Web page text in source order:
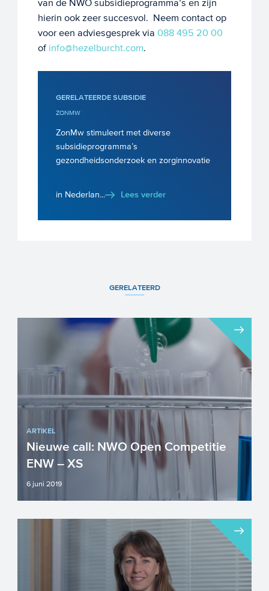
van de NWO subsidieprogramma’s en zijn
hierin ook zeer succesvol. Neem contact op
voor een adviesgesprek via 088 495 20 00
of info@hezelburcht.com.
GERELATEERDE SUBSIDIE
ZONMW
ZonMw stimuleert met diverse
subsidieprogramma’s
gezondheidsonderzoek en zorginnovatie
in Nederlan... Lees verder
GERELATEERD
ARTIKEL
Nieuwe call: NWO Open Competitie
ENW – XS
6 juni 2019
Heeft u een idee voor een vernieuwend
en risicovol onderzoeksproject binnen de
Exacte en Natuurweten...